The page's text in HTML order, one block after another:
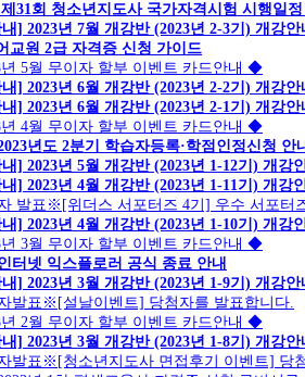
제31회 청소년지도사 국가자격시험 시행일
] 2023년 7월 개강반 (2023년 2-3기) 개강안
교원 2급 자격증 신청 가이드
5월 무이자 할부 이벤트 카드안내 ◆
] 2023년 6월 개강반 (2023년 2-2기) 개강안
] 2023년 6월 개강반 (2023년 2-1기) 개강안
4월 무이자 할부 이벤트 카드안내 ◆
년도 2분기 학습자등록·학점인정신청 안
] 2023년 5월 개강반 (2023년 1-12기) 개강
] 2023년 4월 개강반 (2023년 1-11기) 개강
발표※[위더스 서포터즈 4기] 우수 서포터
] 2023년 4월 개강반 (2023년 1-10기) 개강
3월 무이자 할부 이벤트 카드안내 ◆
터넷 익스플로러 공식 종료 안내
] 2023년 3월 개강반 (2023년 1-9기) 개강안
발표※[설날이벤트] 당첨자를 발표합니다.
2월 무이자 할부 이벤트 카드안내 ◆
] 2023년 3월 개강반 (2023년 1-8기) 개강안
발표※[청소년지도사 면접후기 이벤트] 당